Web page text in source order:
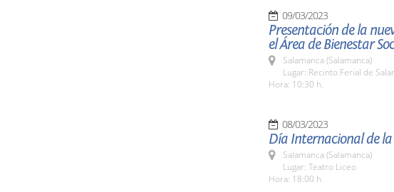
09/03/2023
Presentación de la
el Área de Bienestar
Salamanca (Salamanca)
Lugar: Recinto Ferial de
Hora: 10:30 h.
08/03/2023
Día Internacional de
Salamanca (Salamanca)
Lugar: Teatro Liceo
Hora: 18:00 h.